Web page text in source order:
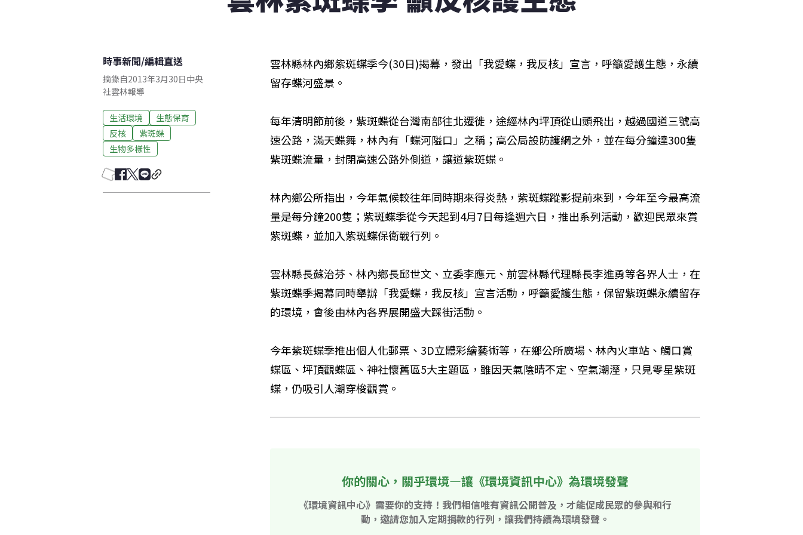
時事新聞/編輯直送
摘錄自2013年3月30日中央
社雲林報導
生活環境
生態保育
反核
紫斑蝶
生物多樣性
雲林縣林內鄉紫斑蝶季今(30日)揭幕，發出「我愛蝶，我反核」宣言，呼籲愛護生態，永續
留存蝶河盛景。
每年清明節前後，紫斑蝶從台灣南部往北遷徙，途經林內坪頂從山頭飛出，越過國道三號高
速公路，滿天蝶舞，林內有「蝶河隘口」之稱；高公局設防護網之外，並在每分鐘達300隻
紫斑蝶流量，封閉高速公路外側道，讓道紫斑蝶。
林內鄉公所指出，今年氣候較往年同時期來得炎熱，紫斑蝶蹤影提前來到，今年至今最高流
量是每分鐘200隻；紫斑蝶季從今天起到4月7日每逢週六日，推出系列活動，歡迎民眾來賞
紫斑蝶，並加入紫斑蝶保衛戰行列。
雲林縣長蘇治芬、林內鄉長邱世文、立委李應元、前雲林縣代理縣長李進勇等各界人士，在
紫斑蝶季揭幕同時舉辦「我愛蝶，我反核」宣言活動，呼籲愛護生態，保留紫斑蝶永續留存
的環境，會後由林內各界展開盛大踩街活動。
今年紫斑蝶季推出個人化郵票、3D立體彩繪藝術等，在鄉公所廣場、林內火車站、觸口賞
蝶區、坪頂觀蝶區、神社懷舊區5大主題區，雖因天氣陰晴不定、空氣潮溼，只見零星紫斑
蝶，仍吸引人潮穿梭觀賞。
你的關心，關乎環境—讓《環境資訊中心》為環境發聲
《環境資訊中心》需要你的支持！我們相信唯有資訊公開普及，才能促成民眾的參與和行
動，邀請您加入定期捐款的行列，讓我們持續為環境發聲。